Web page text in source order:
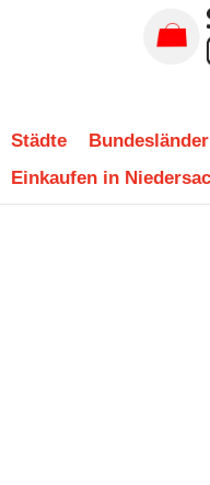
Städte Bundesländer
Einkaufen in